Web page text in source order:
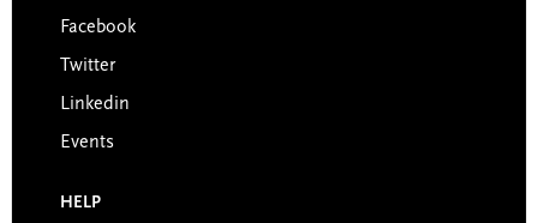
Facebook
Twitter
Linkedin
Events
HELP